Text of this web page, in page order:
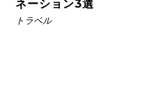
ネーション3選
トラベル